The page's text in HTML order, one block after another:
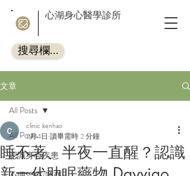
心湖身心醫學診所
搜尋欄...
文章
All Posts
認識身心疾患
All Posts
睡不著、半夜一直醒？認識
clinic kenhao
2月4日 讀畢需時 2 分鐘